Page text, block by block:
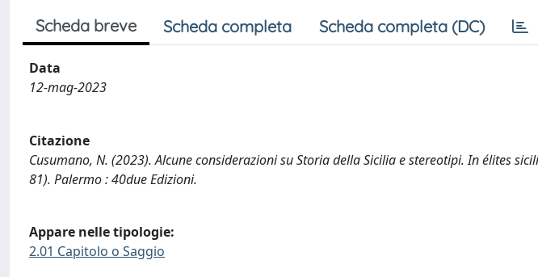
Scheda breve Scheda completa Scheda completa (DC)
Data
12-mag-2023
Citazione
Cusumano, N. (2023). Alcune considerazioni su Storia della Sicilia e stereotipi. In élites
81). Palermo : 40due Edizioni.
Appare nelle tipologie:
2.01 Capitolo o Saggio